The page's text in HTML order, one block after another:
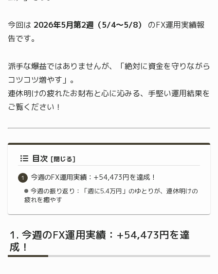
今回は 2026年5月第2週（5/4～5/8）
のFX運用実績報
告です。
派手な爆益ではありませんが、「絶対に資金を守りながら
コツコツ増やす」。
連休明けの疲れたお財布と心に沁みる、手堅い運用結果を
ご覧ください！
目次
今週のFX運用実績：+54,473円を達成！
今週の振り返り：「週に5.4万円」のゆとりが、連休明けの
疲れを癒やす
今週のFX運用実績：+54,473円を達
成！